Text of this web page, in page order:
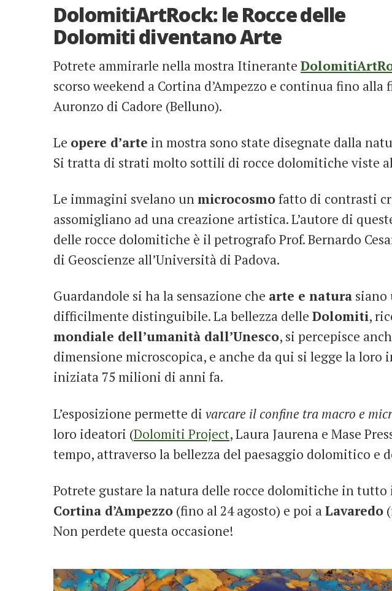
DolomitiArtRock: le Rocce delle
Dolomiti diventano Arte
Potrete ammirarle nella mostra Itinerante
scorso weekend a Cortina d’Ampezzo e continua fino alla
Auronzo di Cadore (Belluno).
Le opere d’arte in mostra sono state disegnate dalla
Si tratta di strati molto sottili di rocce dolomitiche viste
Le immagini svelano unmicrocosmofatto di contrasti
assomigliano ad una creazione artistica. L’autore di
delle rocce dolomitiche è il petrografo Prof. Bernardo
di Geoscienze all’Università di Padova.
Guardandole si ha la sensazione che arte e natura siano
difficilmente distinguibile. La bellezza delle Dolomiti,
mondiale dell’umanità dall’Unesco, si percepisce
dimensione microscopica, e anche da qui si legge la loro
iniziata 75 milioni di anni fa.
L’esposizione permette di varcare il confine tra macro e
loro ideatori (Dolomiti Project, Laura Jaurena e Mase
tempo, attraverso la bellezza del paesaggio dolomitico e
Potrete gustare la natura delle rocce dolomitiche in tutto
Cortina d’Ampezzo (fino al 24 agosto) e poi aLavaredo
Non perdete questa occasione!